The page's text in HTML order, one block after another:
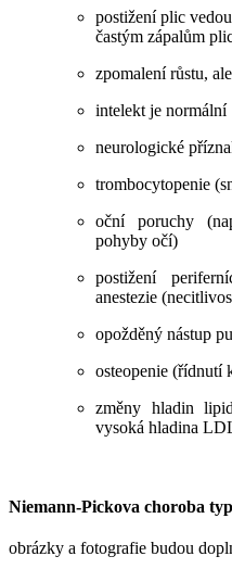
postižení plic
častým zápalům
zpomalení růstu,
intelekt je normální
neurologické
trombocytopenie
oční poruchy
pohyby očí)
postižení
anestezie
opožděný nástup
osteopenie (řídnutí
změny hladin
vysoká hladina
Niemann-Pickova choroba
obrázky a fotografie budou